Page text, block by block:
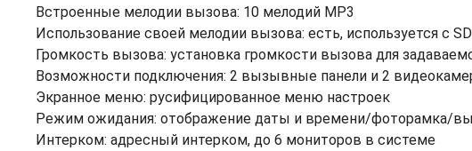
Встроенные мелодии вызова: 10 мелодий MP3
Использование своей мелодии вызова: есть, используется с
Громкость вызова: установка громкости вызова для
Возможности подключения: 2 вызывные панели и 2
Экранное меню: русифицированное меню настроек
Режим ожидания: отображение даты и времени/фоторамка/
Интерком: адресный интерком, до 6 мониторов в системе